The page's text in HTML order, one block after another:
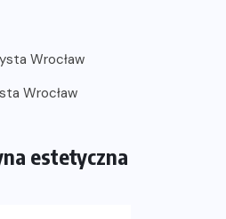
Wrocław
estetyczna